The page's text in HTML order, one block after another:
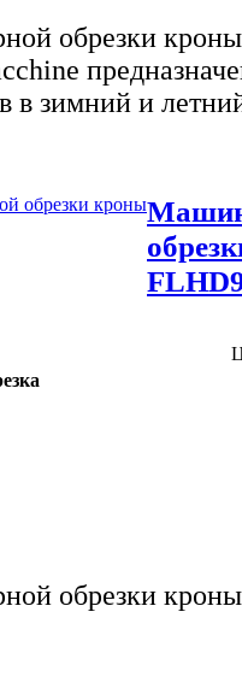
обрезки
в зимний и
обрезки